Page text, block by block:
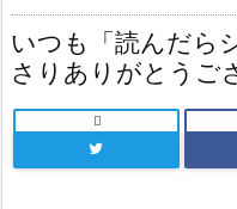
いつも「読んだら
さりありがとうご
